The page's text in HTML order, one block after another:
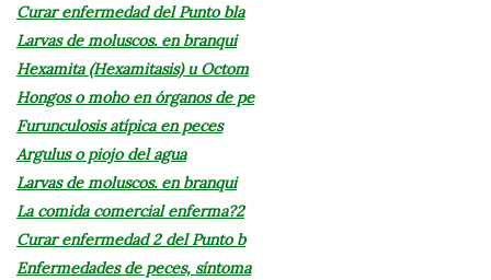
Curar enfermedad del Punto bla
Larvas de moluscos. en branqui
Hexamita (Hexamitasis) u Octom
Hongos o moho en órganos de pe
Furunculosis atípica en peces
Argulus o piojo del agua
Larvas de moluscos. en branqui
La comida comercial enferma?2
Curar enfermedad 2 del Punto b
Enfermedades de peces, síntoma